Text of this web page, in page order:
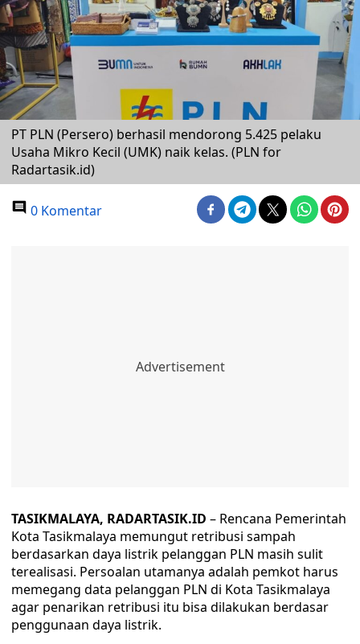
PT PLN (Persero) berhasil mendorong 5.425 pelaku
Usaha Mikro Kecil (UMK) naik kelas. (PLN for
Radartasik.id)
0 Komentar
TASIKMALAYA, RADARTASIK.ID – Rencana Pemerintah
Kota Tasikmalaya memungut retribusi sampah
berdasarkan daya listrik pelanggan PLN masih sulit
terealisasi. Persoalan utamanya adalah pemkot harus
memegang data pelanggan PLN di Kota Tasikmalaya
agar penarikan retribusi itu bisa dilakukan berdasar
penggunaan daya listrik.